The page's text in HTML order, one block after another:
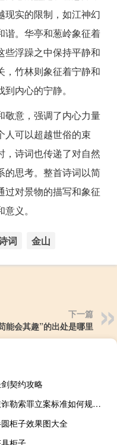
现实的限制，如江神幻
谐。华亭和葱岭象征着
些浮躁之中保持平静和
，竹林则象征着宁静和
内心的宁静。
敬意，强调了内心力量
人可以超越世俗的束
，诗词也传递了对自然
的思考。整首诗词以简
过对景物的描写和象征
义。
词 金山
下一篇
能会其趣”的出处是哪里
契约攻略
敲诈勒索罪立案标准如何规定的
柜子效果图大全
柜子